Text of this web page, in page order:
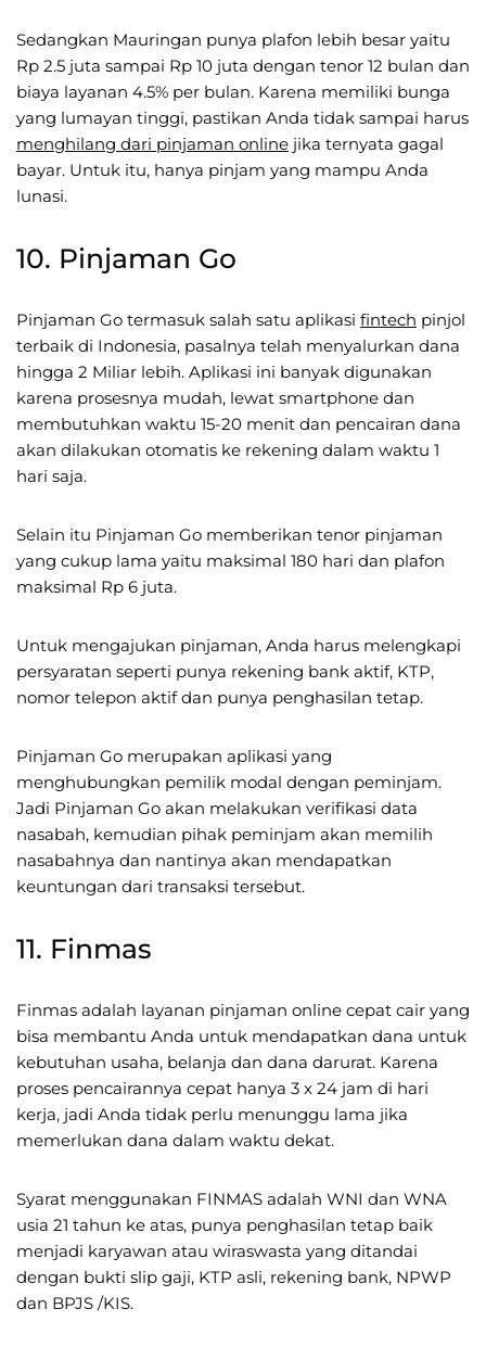
Sedangkan Mauringan punya plafon lebih besar yaitu
Rp 2.5 juta sampai Rp 10 juta dengan tenor 12 bulan dan
biaya layanan 4.5% per bulan. Karena memiliki bunga
yang lumayan tinggi, pastikan Anda tidak sampai harus
menghilang dari pinjaman online jika ternyata gagal
bayar. Untuk itu, hanya pinjam yang mampu Anda
lunasi.
10. Pinjaman Go
Pinjaman Go termasuk salah satu aplikasi fintech pinjol
terbaik di Indonesia, pasalnya telah menyalurkan dana
hingga 2 Miliar lebih. Aplikasi ini banyak digunakan
karena prosesnya mudah, lewat smartphone dan
membutuhkan waktu 15-20 menit dan pencairan dana
akan dilakukan otomatis ke rekening dalam waktu 1
hari saja.
Selain itu Pinjaman Go memberikan tenor pinjaman
yang cukup lama yaitu maksimal 180 hari dan plafon
maksimal Rp 6 juta.
Untuk mengajukan pinjaman, Anda harus melengkapi
persyaratan seperti punya rekening bank aktif, KTP,
nomor telepon aktif dan punya penghasilan tetap.
Pinjaman Go merupakan aplikasi yang
menghubungkan pemilik modal dengan peminjam.
Jadi Pinjaman Go akan melakukan verifikasi data
nasabah, kemudian pihak peminjam akan memilih
nasabahnya dan nantinya akan mendapatkan
keuntungan dari transaksi tersebut.
11. Finmas
Finmas adalah layanan pinjaman online cepat cair yang
bisa membantu Anda untuk mendapatkan dana untuk
kebutuhan usaha, belanja dan dana darurat. Karena
proses pencairannya cepat hanya 3 x 24 jam di hari
kerja, jadi Anda tidak perlu menunggu lama jika
memerlukan dana dalam waktu dekat.
Syarat menggunakan FINMAS adalah WNI dan WNA
usia 21 tahun ke atas, punya penghasilan tetap baik
menjadi karyawan atau wiraswasta yang ditandai
dengan bukti slip gaji, KTP asli, rekening bank, NPWP
dan BPJS /KIS.